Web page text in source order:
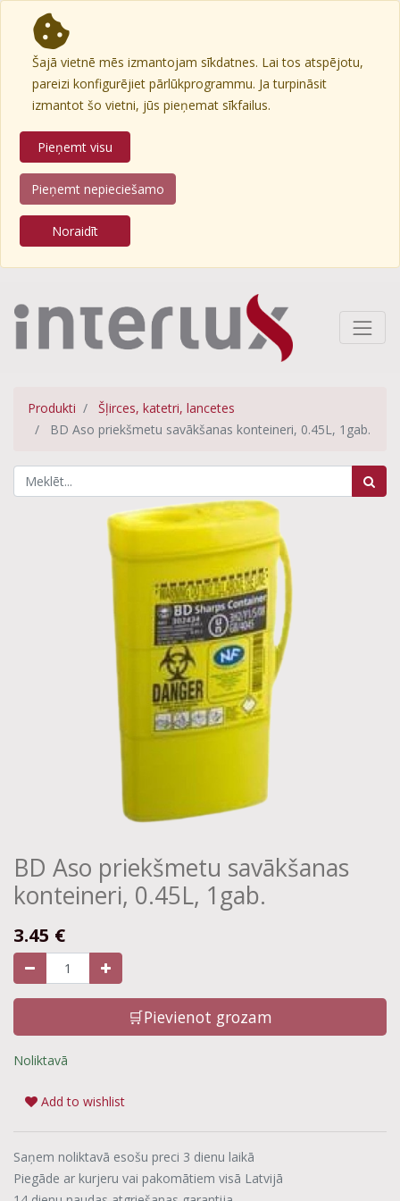
Šajā vietnē mēs izmantojam sīkdatnes. Lai tos atspējotu,
pareizi konfigurējiet pārlūkprogrammu. Ja turpināsit
izmantot šo vietni, jūs pieņemat sīkfailus.
Pieņemt visu
Pieņemt nepieciešamo
Noraidīt
Produkti
Šļirces, katetri, lancetes
BD Aso priekšmetu savākšanas konteineri, 0.45L, 1gab.
BD Aso priekšmetu savākšanas
konteineri, 0.45L, 1gab.
3.45 €
🛒Pievienot grozam
Noliktavā
Add to wishlist
Saņem noliktavā esošu preci 3 dienu laikā
Piegāde ar kurjeru vai pakomātiem visā Latvijā